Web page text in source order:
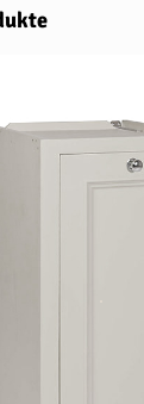
sind
Die visuelle
gefertigt.Die
Mehr
bei der